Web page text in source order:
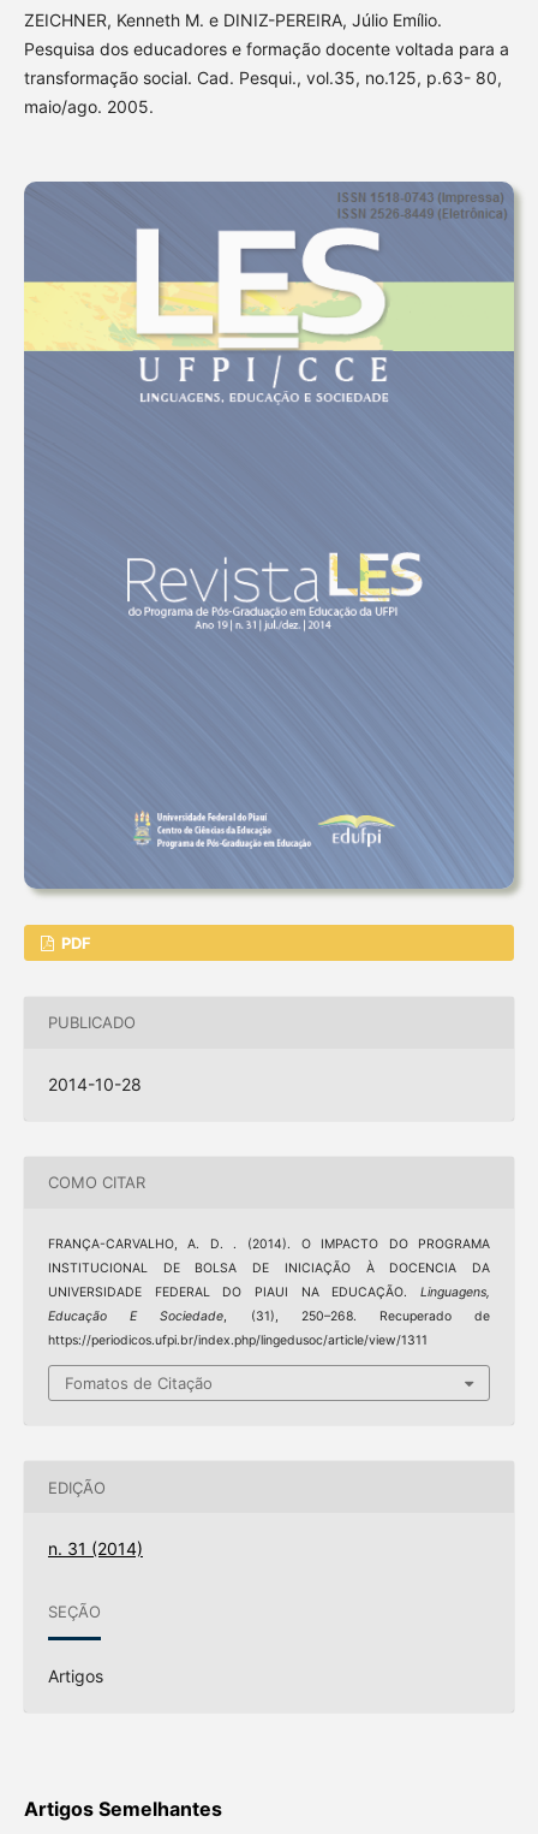
ZEICHNER, Kenneth M. e DINIZ-PEREIRA, Júlio Emílio.
Pesquisa dos educadores e formação docente voltada para a
transformação social. Cad. Pesqui., vol.35, no.125, p.63- 80,
maio/ago. 2005.
PDF
PUBLICADO
2014-10-28
COMO CITAR
FRANÇA-CARVALHO, A. D. . (2014). O IMPACTO DO PROGRAMA
INSTITUCIONAL DE BOLSA DE INICIAÇÃO À DOCENCIA DA
UNIVERSIDADE FEDERAL DO PIAUI NA EDUCAÇÃO.Linguagens,
Educação E Sociedade, (31), 250–268. Recuperado de
https://periodicos.ufpi.br/index.php/lingedusoc/article/view/1311
Fomatos de Citação
EDIÇÃO
n. 31 (2014)
SEÇÃO
Artigos
Artigos Semelhantes